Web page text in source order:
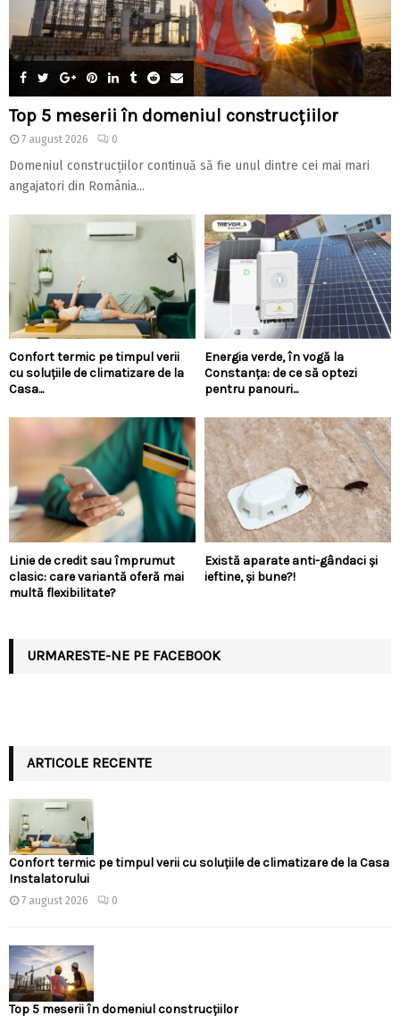
Top 5 meserii în domeniul construcțiilor
7 august 2026 0
Domeniul construcțiilor continuă să fie unul dintre cei mai mari
angajatori din România...
Confort termic pe timpul verii
cu soluțiile de climatizare de la
Casa...
Energia verde, în vogă la
Constanța: de ce să optezi
pentru panouri...
Linie de credit sau împrumut
clasic: care variantă oferă mai
multă flexibilitate?
Există aparate anti-gândaci și
ieftine, și bune?!
URMARESTE-NE PE FACEBOOK
ARTICOLE RECENTE
Confort termic pe timpul verii cu soluțiile de climatizare de la Casa
Instalatorului
7 august 2026 0
Top 5 meserii în domeniul construcțiilor